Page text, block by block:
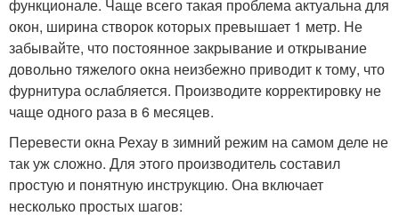
функционале. Чаще всего такая проблема актуальна для
окон, ширина створок которых превышает 1 метр. Не
забывайте, что постоянное закрывание и открывание
довольно тяжелого окна неизбежно приводит к тому, что
фурнитура ослабляется. Производите корректировку не
чаще одного раза в 6 месяцев.
Перевести окна Рехау в зимний режим на самом деле не
так уж сложно. Для этого производитель составил
простую и понятную инструкцию. Она включает
несколько простых шагов: